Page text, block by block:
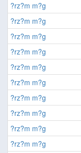
?rz?m m?g
?rz?m m?g
?rz?m m?g
?rz?m m?g
?rz?m m?g
?rz?m m?g
?rz?m m?g
?rz?m m?g
?rz?m m?g
?rz?m m?g